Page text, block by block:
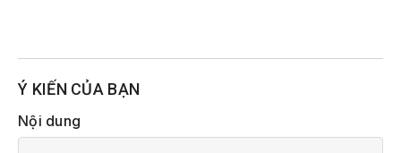
Ý KIẾN CỦA BẠN
Nội dung